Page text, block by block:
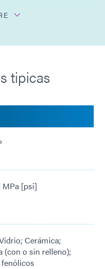
tipicas
[psi]
Cerámica;
(con o sin relleno);